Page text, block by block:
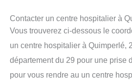
Contacter un centre hospitalier à
Vous trouverez ci-dessous le
un centre hospitalier à Quimperlé,
département du 29 pour une prise
pour vous rendre au un centre